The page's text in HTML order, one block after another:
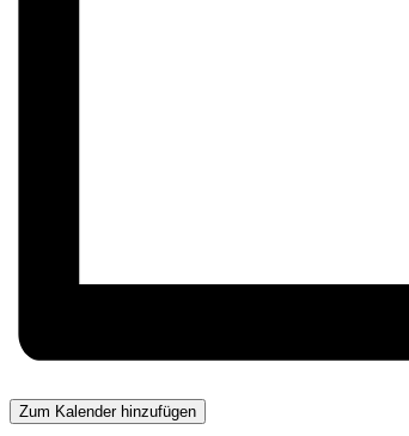
Zum Kalender hinzufügen